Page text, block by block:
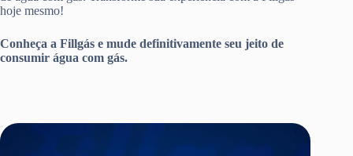
hoje mesmo!
Conheça a Fillgás e mude definitivamente seu jeito de
consumir água com gás.